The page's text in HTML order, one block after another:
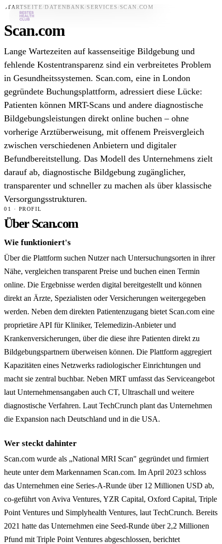
Datenbank
News
Für Unternehmen
Jetzt downloaden
STARTSEITE /DATENBANK /SERVICES /SCAN.COM
Scan.com
Lange Wartezeiten auf kassenseitige Bildgebung und
fehlende Kostentransparenz sind ein verbreitetes Problem
in Gesundheitssystemen. Scan.com, eine in London
gegründete Buchungsplattform, adressiert diese Lücke:
Patienten können MRT-Scans und andere diagnostische
Bildgebungsleistungen direkt online buchen – ohne
vorherige Arztüberweisung, mit offenem Preisvergleich
zwischen verschiedenen Anbietern und digitaler
Befundbereitstellung. Das Modell des Unternehmens zielt
darauf ab, diagnostische Bildgebung zugänglicher,
transparenter und schneller zu machen als über klassische
Versorgungsstrukturen.
01 · PROFIL
Über Scan.com
Wie funktioniert's
Über die Plattform suchen Nutzer nach Untersuchungsorten in ihrer
Nähe, vergleichen transparent Preise und buchen einen Termin
online. Die Ergebnisse werden digital bereitgestellt und können
direkt an Ärzte, Spezialisten oder Versicherungen weitergegeben
werden. Neben dem direkten Patientenzugang bietet Scan.com eine
proprietäre API für Kliniker, Telemedizin-Anbieter und
Krankenversicherungen, über die diese ihre Patienten direkt zu
Bildgebungspartnern überweisen können. Die Plattform aggregiert
Kapazitäten eines Netzwerks radiologischer Einrichtungen und
macht sie zentral buchbar. Neben MRT umfasst das Serviceangebot
laut Unternehmensangaben auch CT, Ultraschall und weitere
diagnostische Verfahren. Laut TechCrunch plant das Unternehmen
die Expansion nach Deutschland und in die USA.
Wer steckt dahinter
Scan.com wurde als „National MRI Scan" gegründet und firmiert
heute unter dem Markennamen Scan.com. Im April 2023 schloss
das Unternehmen eine Series-A-Runde über 12 Millionen USD ab,
co-geführt von Aviva Ventures, YZR Capital, Oxford Capital, Triple
Point Ventures und Simplyhealth Ventures, laut TechCrunch. Bereits
2021 hatte das Unternehmen eine Seed-Runde über 2,2 Millionen
Pfund mit Triple Point Ventures abgeschlossen, berichtet